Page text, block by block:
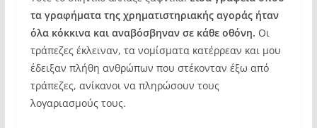
τα γραφήματα της χρηματιστηριακής αγοράς ήταν
όλα κόκκινα και αναβόσβηναν σε κάθε οθόνη. Οι
τράπεζες έκλειναν, τα νομίσματα κατέρρεαν και μου
έδειξαν πλήθη ανθρώπων που στέκονταν έξω από
τράπεζες, ανίκανοι να πληρώσουν τους
λογαριασμούς τους.